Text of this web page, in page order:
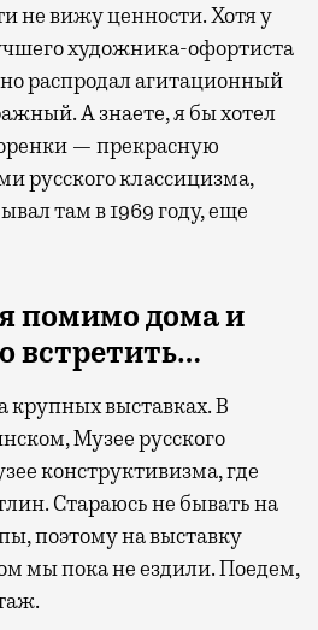
не вижу ценности. Хотя у
художника-офортиста
распродал агитационный
А знаете, я бы хотел
— прекрасную
русского классицизма,
там в 1969 году, еще
помимо дома и
встретить…
крупных выставках. В
Музее русского
конструктивизма, где
Стараюсь не бывать на
поэтому на выставку
мы пока не ездили. Поедем,